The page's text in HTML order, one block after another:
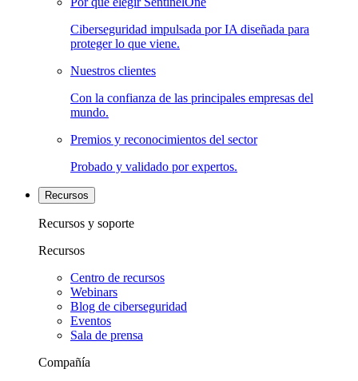
Ciberseguridad impulsada por IA diseñada para
proteger lo que viene.
Nuestros clientes
Con la confianza de las principales empresas del
mundo.
Premios y reconocimientos del sector
Probado y validado por expertos.
Recursos
Recursos y soporte
Recursos
Centro de recursos
Webinars
Blog de ciberseguridad
Eventos
Sala de prensa
Compañía